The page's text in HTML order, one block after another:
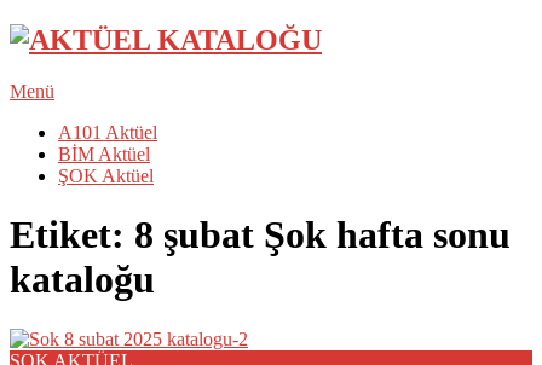
Menü
A101 Aktüel
BİM Aktüel
ŞOK Aktüel
Etiket: 8 şubat Şok hafta sonu
kataloğu
ŞOK AKTÜEL